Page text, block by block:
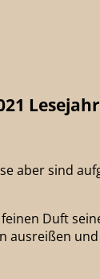
aber sind
Duft
und